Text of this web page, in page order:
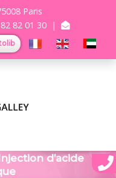
Paris
82 01 30 |
d’acide